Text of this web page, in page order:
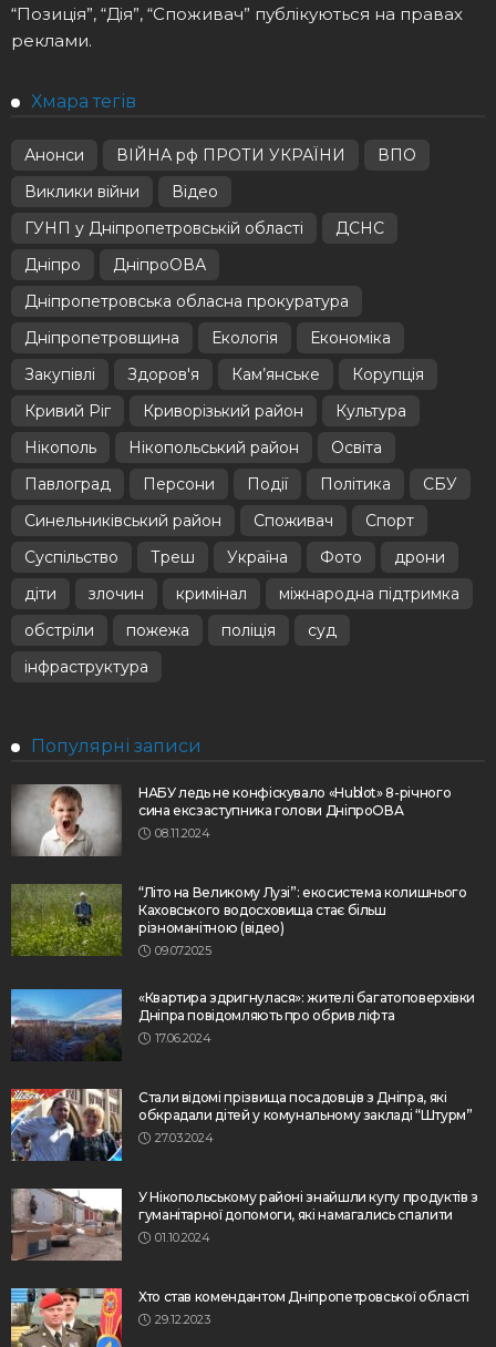
“Позиція”, “Дія”, “Споживач” публікуються на правах
реклами.
Хмара тегів
Анонси ВІЙНА рф ПРОТИ УКРАЇНИ
ВПО
Виклики війни
Відео
ГУНП у Дніпропетровській області
ДСНС
Дніпро
ДніпроОВА
Дніпропетровська обласна прокуратура
Дніпропетровщина
Екологія
Економіка
Закупівлі
Здоров'я Кам’янське
Корупція
Кривий Ріг
Криворізький район
Культура
Нікополь
Нікопольський район
Освіта
Павлоград
Персони Події Політика
СБУ
Синельниківський район
Споживач
Спорт
Суспільство
Треш Україна Фото
дрони
діти
злочин кримінал
міжнародна підтримка
обстріли
пожежа поліція
суд
інфраструктура
Популярні записи
НАБУ ледь не конфіскувало «Hublot» 8-річного
сина ексзаступника голови ДніпроОВА
08.11.2024
“Літо на Великому Лузі”: екосистема колишнього
Каховського водосховища стає більш
різноманітною (відео)
09.07.2025
«Квартира здригнулася»: жителі багатоповерхівки
Дніпра повідомляють про обрив ліфта
17.06.2024
Стали відомі прізвища посадовців з Дніпра, які
обкрадали дітей у комунальному закладі “Штурм”
27.03.2024
У Нікопольському районі знайшли купу продуктів з
гуманітарної допомоги, які намагались спалити
01.10.2024
Хто став комендантом Дніпропетровської області
29.12.2023